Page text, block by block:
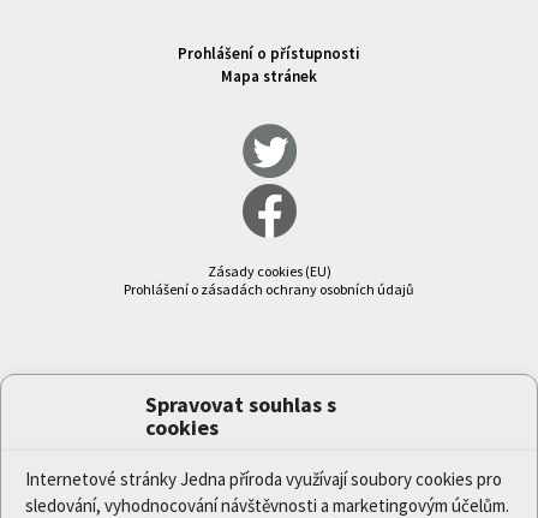
Spravovat souhlas s
cookies
Internetové stránky Jedna příroda využívají soubory cookies pro
sledování, vyhodnocování návštěvnosti a marketingovým účelům.
Prohlášení o přístupnosti
Mapa stránek
Zásady cookies (EU)
Prohlášení o zásadách ochrany osobních údajů